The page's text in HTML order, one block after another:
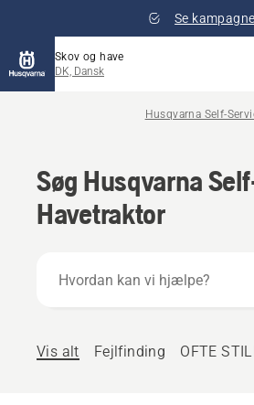
Se
Skov og have
DK, Dansk
Husqvarna Self-
Søg Husqvarna
Havetraktor
kan
Vis alt
Fejlfinding OFTE